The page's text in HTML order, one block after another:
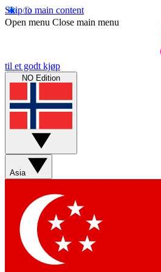
Skip to main content
Open menu Close main menu
til et godt kjøp
NO Edition
Asia